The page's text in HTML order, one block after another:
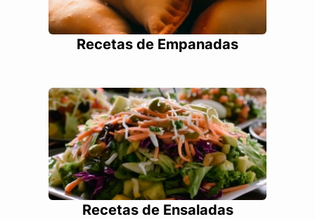
Recetas de Empanadas
Recetas de Ensaladas